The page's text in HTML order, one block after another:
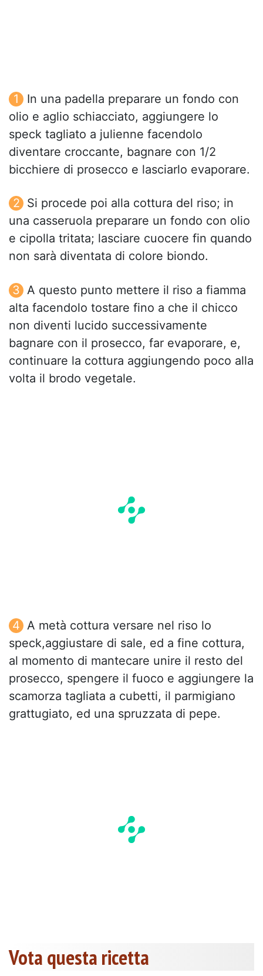
In una padella preparare un fondo con
olio e aglio schiacciato, aggiungere lo
speck tagliato a julienne facendolo
diventare croccante, bagnare con 1/2
bicchiere di prosecco e lasciarlo evaporare.
Si procede poi alla cottura del riso; in
una casseruola preparare un fondo con olio
e cipolla tritata; lasciare cuocere fin quando
non sarà diventata di colore biondo.
A questo punto mettere il riso a fiamma
alta facendolo tostare fino a che il chicco
non diventi lucido successivamente
bagnare con il prosecco, far evaporare, e,
continuare la cottura aggiungendo poco alla
volta il brodo vegetale.
A metà cottura versare nel riso lo
speck,aggiustare di sale, ed a fine cottura,
al momento di mantecare unire il resto del
prosecco, spengere il fuoco e aggiungere la
scamorza tagliata a cubetti, il parmigiano
grattugiato, ed una spruzzata di pepe.
Vota questa ricetta